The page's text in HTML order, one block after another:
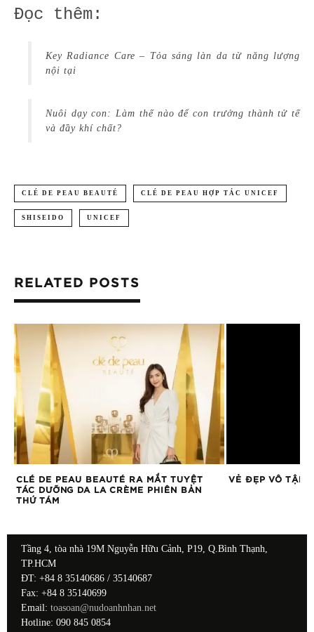
Đọc thêm:
Key Radiance Care – Tỏa sáng làn da từ năng lượng
nội tại
Nuôi dạy con: Làm thế nào để con trưởng thành tử tế
và đầy khí chất?
CLÉ DE PEAU BEAUTÉ CLÉ DE PEAU HỢP TÁC UNICEF
SHISEIDO UNICEF
RELATED POSTS
CLÉ DE PEAU BEAUTÉ RA MẮT TUYỆT
TÁC DƯỠNG DA LA CRÈME PHIÊN BẢN
THỨ TÁM
VẺ ĐẸP VÔ TẬN
Tầng 4, tòa nhà 19M Nguyễn Hữu Cảnh, P19, Q.Bình Thạnh,
TP.HCM
ĐT: +84 8 35140686 / 35140687
Fax: +84 8 35140699
Email: toasoan@nudoanhnhan.net
Hotline: 090 845 0854